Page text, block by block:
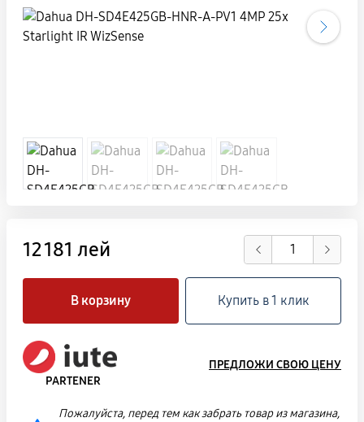
12 181 лей
В корзину Купить в 1 клик
PARTENER
ПРЕДЛОЖИ СВОЮ ЦЕНУ
Пожалуйста, перед тем как забрать товар из магазина,